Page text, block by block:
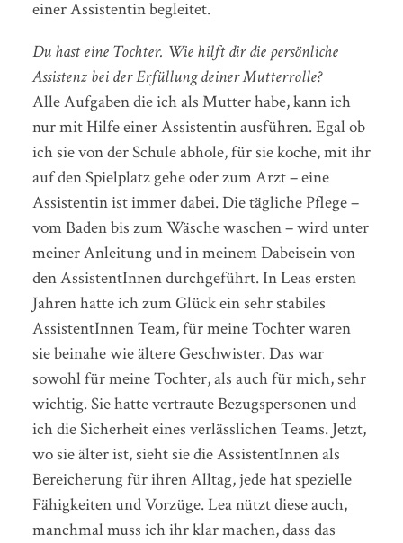
einer Assistentin begleitet.
Du hast eine Tochter. Wie hilft dir die persönliche
Assistenz bei der Erfüllung deiner Mutterrolle?
Alle Aufgaben die ich als Mutter habe, kann ich
nur mit Hilfe einer Assistentin ausführen. Egal ob
ich sie von der Schule abhole, für sie koche, mit ihr
auf den Spielplatz gehe oder zum Arzt – eine
Assistentin ist immer dabei. Die tägliche Pflege –
vom Baden bis zum Wäsche waschen – wird unter
meiner Anleitung und in meinem Dabeisein von
den AssistentInnen durchgeführt. In Leas ersten
Jahren hatte ich zum Glück ein sehr stabiles
AssistentInnen Team, für meine Tochter waren
sie beinahe wie ältere Geschwister. Das war
sowohl für meine Tochter, als auch für mich, sehr
wichtig. Sie hatte vertraute Bezugspersonen und
ich die Sicherheit eines verlässlichen Teams. Jetzt,
wo sie älter ist, sieht sie die AssistentInnen als
Bereicherung für ihren Alltag, jede hat spezielle
Fähigkeiten und Vorzüge. Lea nützt diese auch,
manchmal muss ich ihr klar machen, dass das